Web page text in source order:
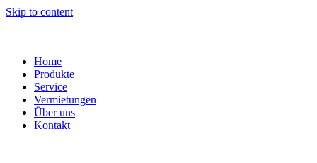
Skip to content
Home
Produkte
Service
Vermietungen
Über uns
Kontakt